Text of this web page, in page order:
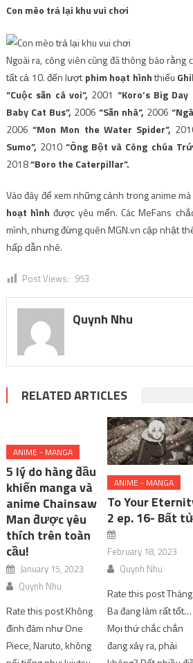
Con mèo trả lại khu vui chơi
Ngoài ra, công viên cũng đã thông báo
tất cả 10. đến lượtphim hoạt hìnhthiếu
“Cuộc săn cá voi”, 2001 “Koro’s Big Day
Baby Cat Bus”, 2006 “Săn nhà”, 2006
2006 “Mon Mon the Water Spider”,
Sumo”, 2010 “Ông Bột và Công chúa
2018“Boro the Caterpillar”.
Vào đây để xem những cảnh trong anime
hoạt hìnhđược yêu mến. Các MeFans
mình, nhưng đừng quên MGN.vn cập nhật
hấp dẫn nhé.
Post Views: 953
Quynh Nhu
RELATED ARTICLES
ANIME - MANGA
5 lý do hàng đầu
khiến manga và
anime Chainsaw
Man được yêu
thích trên toàn
cầu!
January 15, 2023
Quynh Nhu
Rate this post Không
đình đám như One
Piece, Naruto, không
ANIME - MANGA
To Your
2 ep. 16- Bất
February 18, 2023
Quynh Nhu
Rate this post Tháng
Ba đang làm rất tốt…
Mọi thứ chắc chắn
đang xảy ra, phải